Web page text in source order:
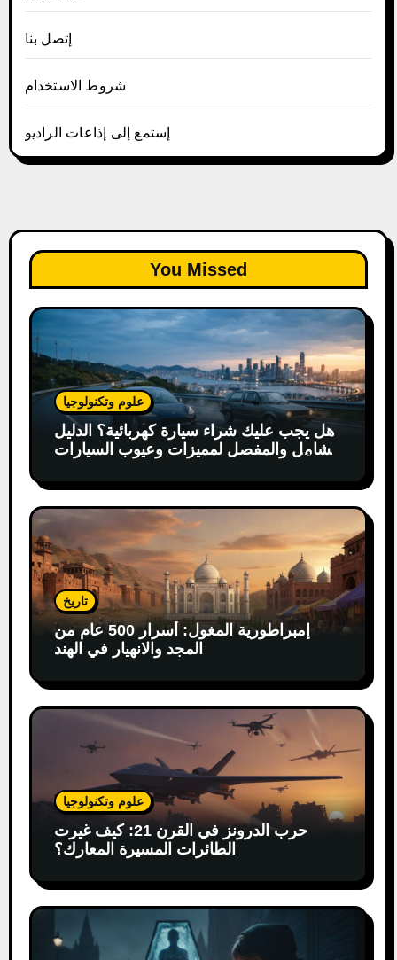
إتصل بنا
شروط الاستخدام
إستمع إلى إذاعات الراديو
You Missed
علوم وتكنولوجيا
هل يجب عليك شراء سيارة كهربائية؟ الدليل
الشامل والمفصل لمميزات وعيوب السيارات
تاريخ
إمبراطورية المغول: أسرار 500 عام من
المجد والانهيار في الهند
علوم وتكنولوجيا
حرب الدرونز في القرن 21: كيف غيرت
الطائرات المسيرة المعارك؟